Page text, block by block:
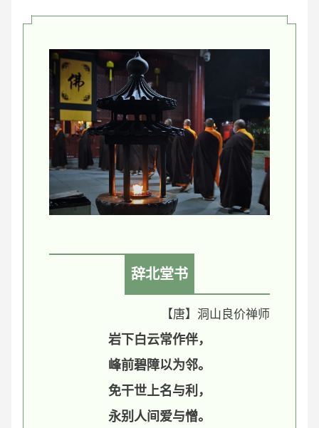
辞北堂书
【唐】洞山良价禅师
岩下白云常作伴，
峰前碧障以为邻。
免干世上名与利，
永别人间爱与憎。